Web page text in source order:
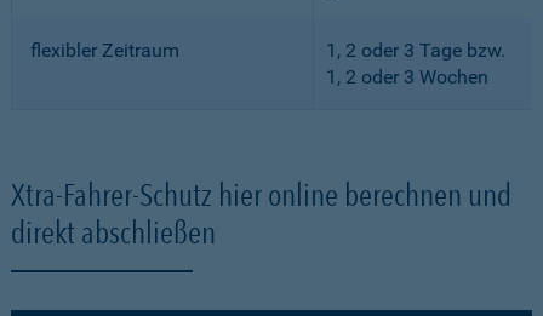
flexibler Zeitraum
1, 2 oder 3 Tage bzw.
1, 2 oder 3 Wochen
Xtra-Fahrer-Schutz hier online berechnen und
direkt abschließen